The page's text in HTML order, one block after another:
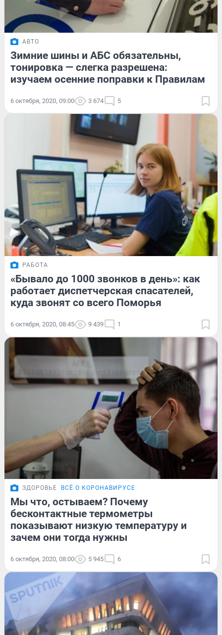
АВТО
Зимние шины и АБС обязательны,
тонировка — слегка разрешена:
изучаем осенние поправки к Правилам
6 октября, 2020, 09:00 3 674 5
РАБОТА
«Бывало до 1000 звонков в день»: как
работает диспетчерская спасателей,
куда звонят со всего Поморья
6 октября, 2020, 08:45 9 439 1
ЗДОРОВЬЕ ВСЁ О КОРОНАВИРУСЕ
Мы что, остываем? Почему
бесконтактные термометры
показывают низкую температуру и
зачем они тогда нужны
6 октября, 2020, 08:00 5 945 6